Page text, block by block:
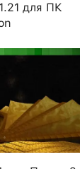
для ПК